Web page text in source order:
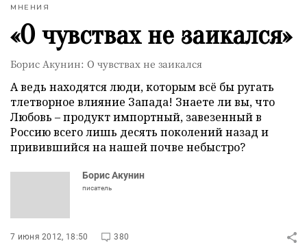
МНЕНИЯ
«О чувствах не заикался»
Борис Акунин: О чувствах не заикался
А ведь находятся люди, которым всё бы ругать
тлетворное влияние Запада! Знаете ли вы, что
Любовь – продукт импортный, завезенный в
Россию всего лишь десять поколений назад и
привившийся на нашей почве небыстро?
Борис Акунин
писатель
7 июня 2012, 18:50 380